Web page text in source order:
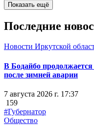
Показать ещё
Последние
Новости Иркутской
В Бодайбо
после зимней аварии
7 августа 2026 г. 17:37
159
#Губернатор
Общество